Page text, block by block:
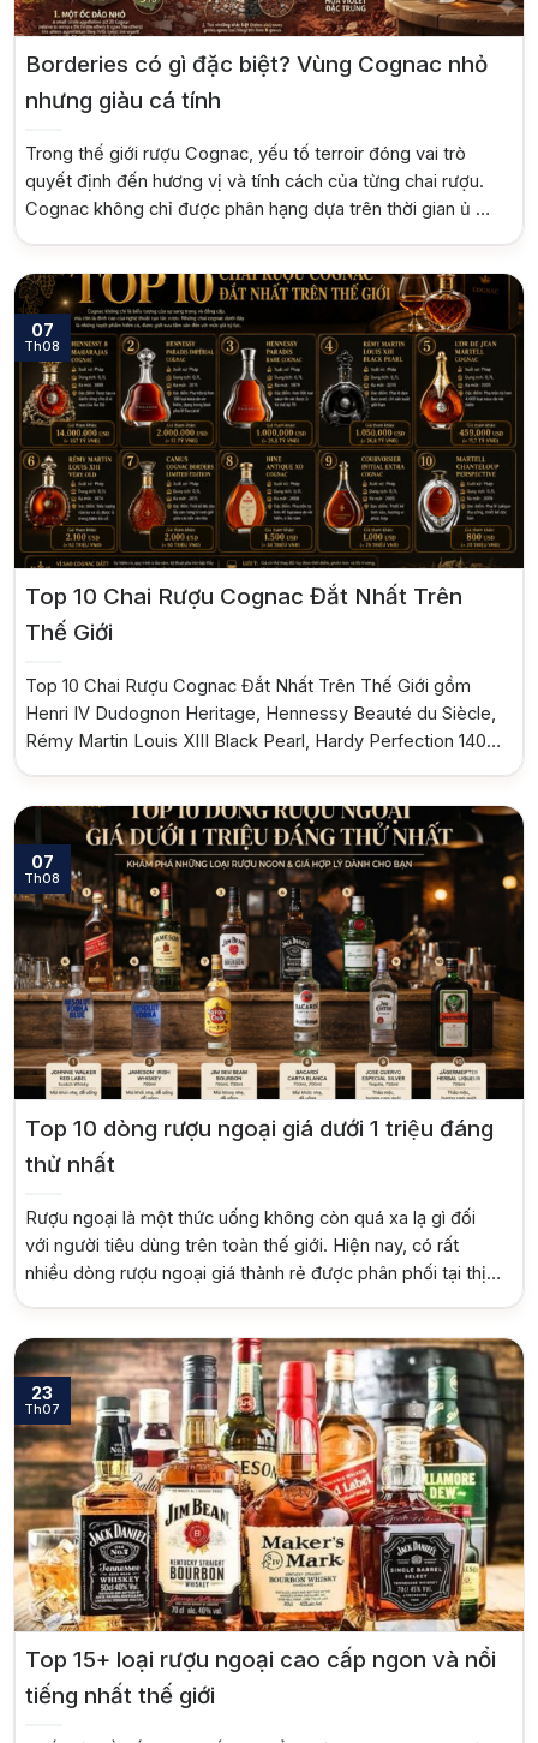
Jack
Borderies có gì đặc biệt? Vùng Cognac nhỏ
nhưng giàu cá tính
Trong thế giới rượu Cognac, yếu tố terroir đóng vai trò
quyết định đến hương vị và tính cách của từng chai rượu.
Cognac không chỉ được phân hạng dựa trên thời gian ủ mà
07
Th08
Top 10 Chai Rượu Cognac Đắt Nhất Trên
Thế Giới
Top 10 Chai Rượu Cognac Đắt Nhất Trên Thế Giới gồm
Henri IV Dudognon Heritage, Hennessy Beauté du Siècle,
Rémy Martin Louis XIII Black Pearl, Hardy Perfection 140
Years, Le Voyage de Delamain, Martell Creation Baccarat,
Jenssen Arcana và Courvoisier L’Esprit Decanter. Đây là
những chai rượu hiếm […]
07
Th08
Top 10 dòng rượu ngoại giá dưới 1 triệu đáng
thử nhất
Rượu ngoại là một thức uống không còn quá xa lạ gì đối
với người tiêu dùng trên toàn thế giới. Hiện nay, có rất
nhiều dòng rượu ngoại giá thành rẻ được phân phối tại thị
trường Việt Nam đáp ứng nhu cầu người dùng Việt. Cùng
23
Th07
Top 15+ loại rượu ngoại cao cấp ngon và nổi
tiếng nhất thế giới